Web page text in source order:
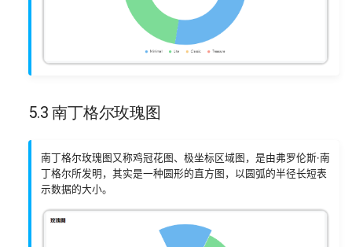
5.3 南丁格尔玫瑰图
南丁格尔玫瑰图又称鸡冠花图、极坐标区域图，是由弗罗伦斯·南
丁格尔所发明，其实是一种圆形的直方图，以圆弧的半径长短表
示数据的大小。